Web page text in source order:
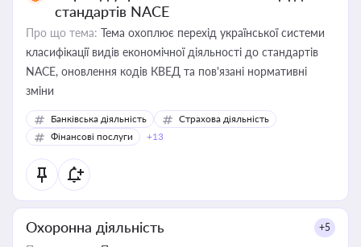
стандартів NACE
Про що тема: Тема охоплює перехід української системи
класифікації видів економічної діяльності до стандартів
NACE, оновлення кодів КВЕД та пов'язані нормативні
зміни
Банківська діяльність
Страхова діяльність
Фінансові послуги
+13
Охоронна діяльність +5